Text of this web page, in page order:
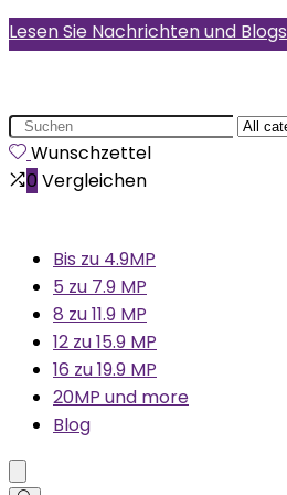
Lesen Sie Nachrichten und Blogs
Search
for:Wunschzettel
0 Vergleichen
Bis zu 4.9MP
5 zu 7.9 MP
8 zu 11.9 MP
12 zu 15.9 MP
16 zu 19.9 MP
20MP und more
Blog